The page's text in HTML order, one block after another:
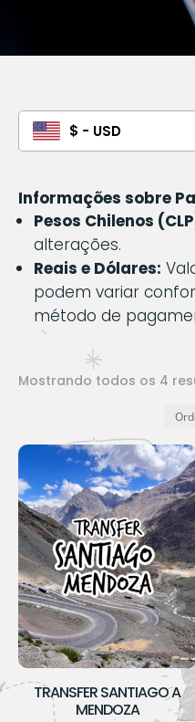
$ - USD
Informações sobre
Pesos Chilenos
alterações.
Reais e Dólares:
podem variar
método de
Mostrando todos os 4
TRANSFER SANTIAGO A
MENDOZA